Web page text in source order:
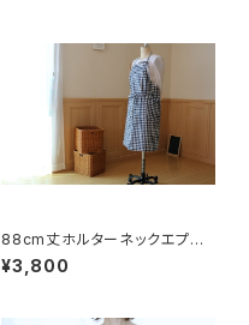
88cm丈ホルターネックエプロ
ン／インディゴセルビッチギンガ
ム(10㎜角)
¥3,800